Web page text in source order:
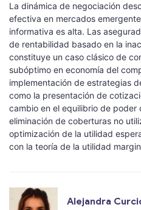
La dinámica de negociación
efectiva en mercados
informativa es alta. Las
de rentabilidad basado en la
constituye un caso clásico de
subóptimo en economía del
implementación de estrategias
como la presentación de
cambio en el equilibrio de poder
eliminación de coberturas no
optimización de la utilidad
con la teoría de la utilidad
Alejandra